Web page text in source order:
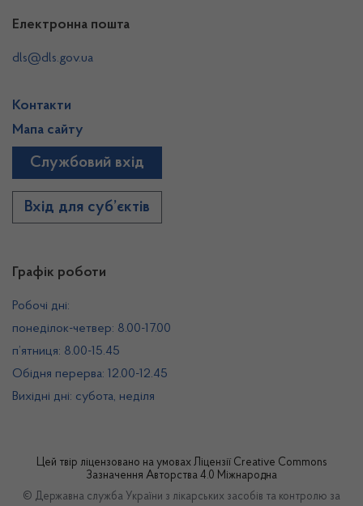
Графік роботи
Робочі дні:
понеділок-четвер: 8.00-17.00
п’ятниця: 8.00-15.45
Обідня перерва: 12.00-12.45
Вихідні дні: субота, неділя
Електронна пошта
dls@dls.gov.ua
Контакти
Мапа сайту
Службовий вхід
Вхід для суб’єктів
Цей твір ліцензовано на умовах Ліцензії Creative Commons
Зазначення Авторства 4.0 Міжнародна
© Державна служба України з лікарських засобів та контролю за